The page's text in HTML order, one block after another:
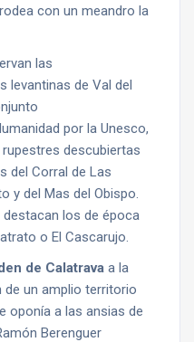
con un meandro la
las
levantinas de Val del
por la Unesco,
descubiertas
del Corral de Las
y del Mas del Obispo.
los de época
o El Cascarujo.
de Calatrava a la
un amplio territorio
oponía a las ansias de
Berenguer